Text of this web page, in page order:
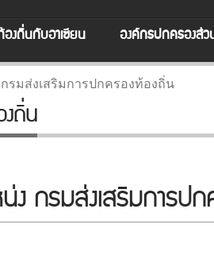
งถิ่นกับอาเซียน องค์กรปกครองส่
รมส่งเสริมการปกครองท้องถิ่น
ถิ่น
ง กรมส่งเสริมการป